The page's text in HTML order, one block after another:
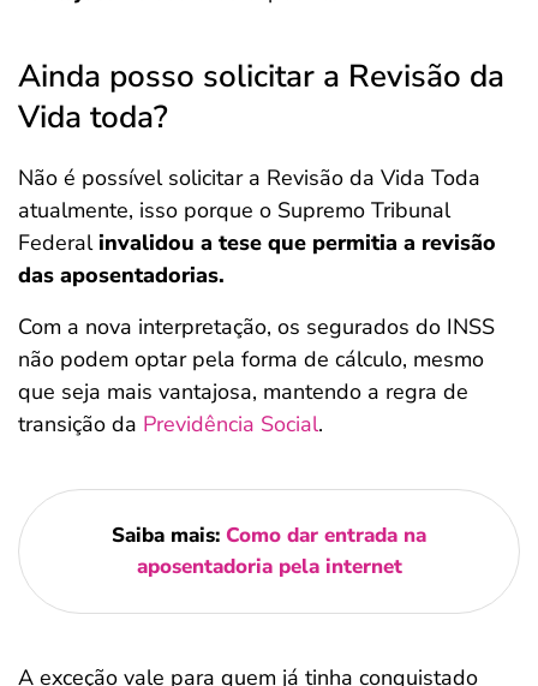
Ainda posso solicitar a Revisão da
Vida toda?
Não é possível solicitar a Revisão da Vida Toda
atualmente, isso porque o Supremo Tribunal
Federalinvalidou a tese que permitia a revisão
das aposentadorias.
Com a nova interpretação, os segurados do INSS
não podem optar pela forma de cálculo, mesmo
que seja mais vantajosa, mantendo a regra de
transição da Previdência Social.
Saiba mais: Como dar entrada na
aposentadoria pela internet
A exceção vale para quem já tinha conquistado